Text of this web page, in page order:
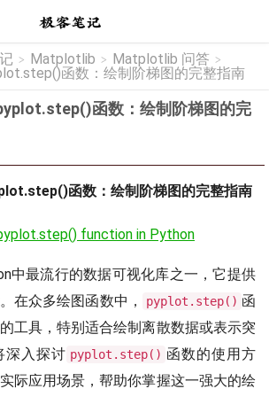
> Matplotlib > Matplotlib 问答 >
函数：绘制阶梯图的完整指南
函数：绘制阶梯图的完
函数：绘制阶梯图的完整指南
function in Python
中最流行的数据可视化库之一，它提供
在众多绘图函数中，
pyplot.step() 函
工具，特别适合绘制离散数据或表示突
深入探讨 pyplot.step() 函数的使用方
际应用场景，帮助你掌握这一强大的绘